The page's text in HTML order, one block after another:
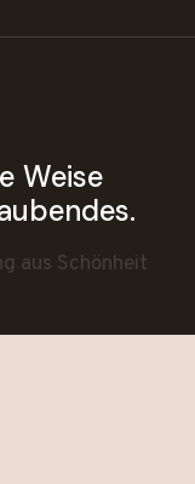
Weise
aus Schönheit